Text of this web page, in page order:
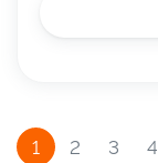
1 2 3 4